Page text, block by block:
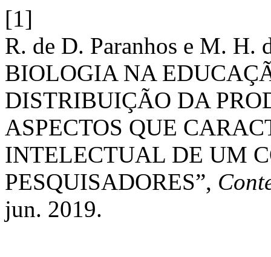
[1]
R. de D. Paranhos e M. H.
BIOLOGIA NA
DISTRIBUIÇÃO DA
ASPECTOS QUE
INTELECTUAL DE UM
PESQUISADORES”,
jun. 2019.